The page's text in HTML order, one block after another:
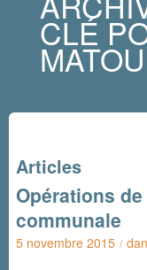
CLÉ
Articles
Opérations
communale
5 novembre 2015 /